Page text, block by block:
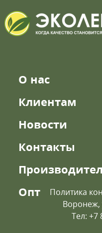
О нас
Клиентам
Новости
Контакты
Опт
Политика
Воронеж,
Тел: +7